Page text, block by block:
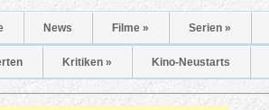
News Filme » Serien »
Kritiken » Kino-Neustarts